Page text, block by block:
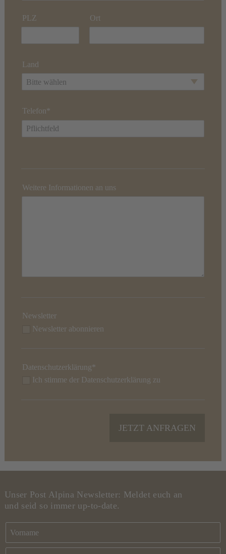
PLZ Ort
Land
Bitte wählen
Telefon*
Weitere Informationen an uns
Newsletter
Newsletterabonnieren
Datenschutzerklärung*
Ich stimme der Datenschutzerklärung zu
JETZT ANFRAGEN
Unser Post Alpina Newsletter: Meldet euch an
und seid so immer up-to-date.